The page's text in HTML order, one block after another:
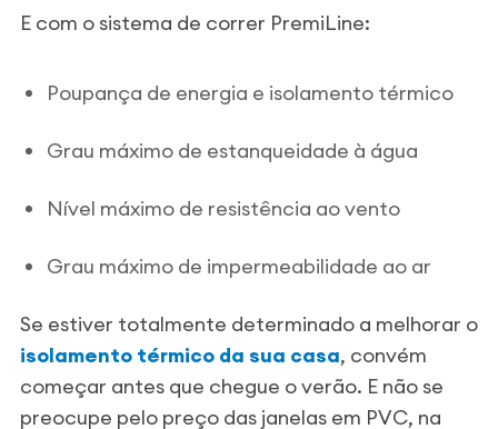
E com o sistema de correr PremiLine:
Poupança de energia e isolamento térmico
Grau máximo de estanqueidade à água
Nível máximo de resistência ao vento
Grau máximo de impermeabilidade ao ar
Se estiver totalmente determinado a melhorar o
isolamento térmico da sua casa, convém
começar antes que chegue o verão. E não se
preocupe pelo preço das janelas em PVC, na